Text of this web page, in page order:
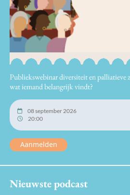
Publiekswebinar diversiteit en palliatieve
wat iemand belangrijk vindt?
08 september 2026
20:00
Aanmelden
Nieuwste podcast